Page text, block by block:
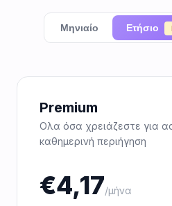
Μηνιαίο Ετήσιο
Premium
Ολα όσα χρειάζεστε για
καθημερινή περιήγηση
€4,17/μήνα